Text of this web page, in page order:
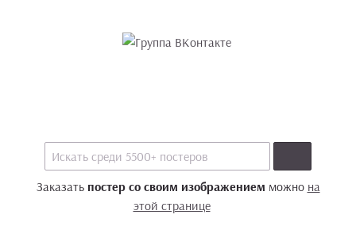
Заказать постер со своим изображением можно на
этой странице